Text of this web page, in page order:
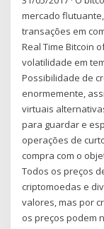
mercado
transações em
Real Time Bitcoin
volatilidade em
Possibilidade de
enormemente,
virtuais
para guardar e
operações de
compra com o
Todos os preços
criptomoedas e
valores, mas por
os preços podem